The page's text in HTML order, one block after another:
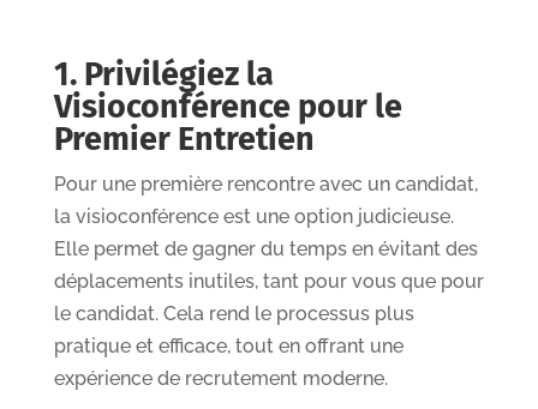
1. Privilégiez la
Visioconférence pour le
Premier Entretien
Pour une première rencontre avec un candidat,
la visioconférence est une option judicieuse.
Elle permet de gagner du temps en évitant des
déplacements inutiles, tant pour vous que pour
le candidat. Cela rend le processus plus
pratique et efficace, tout en offrant une
expérience de recrutement moderne.